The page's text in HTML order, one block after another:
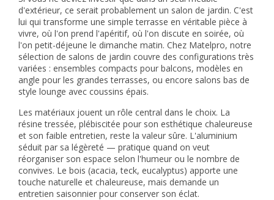
d'extérieur, ce serait probablement un salon de jardin. C'est
lui qui transforme une simple terrasse en véritable pièce à
vivre, où l'on prend l'apéritif, où l'on discute en soirée, où
l'on petit-déjeune le dimanche matin. Chez Matelpro, notre
sélection de salons de jardin couvre des configurations très
variées : ensembles compacts pour balcons, modèles en
angle pour les grandes terrasses, ou encore salons bas de
style lounge avec coussins épais.
Les matériaux jouent un rôle central dans le choix. La
résine tressée, plébiscitée pour son esthétique chaleureuse
et son faible entretien, reste la valeur sûre. L'aluminium
séduit par sa légèreté — pratique quand on veut
réorganiser son espace selon l'humeur ou le nombre de
convives. Le bois (acacia, teck, eucalyptus) apporte une
touche naturelle et chaleureuse, mais demande un
entretien saisonnier pour conserver son éclat.